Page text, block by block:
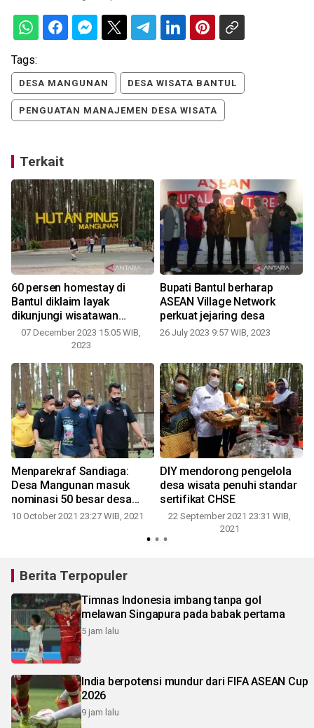
Tags:
DESA MANGUNAN DESA WISATA BANTUL
PENGUATAN MANAJEMEN DESA WISATA
Terkait
60 persen homestay di
Bantul diklaim layak
dikunjungi wisatawan
internasional
07 December 2023 15:05 WIB,
2023
Bupati Bantul berharap
ASEAN Village Network
perkuat jejaring desa
26 July 2023 9:57 WIB, 2023
Menparekraf Sandiaga:
Desa Mangunan masuk
nominasi 50 besar desa
wisata terbaik
10 October 2021 23:27 WIB, 2021
DIY mendorong pengelola
desa wisata penuhi standar
sertifikat CHSE
22 September 2021 23:31 WIB,
2021
Berita Terpopuler
Timnas Indonesia imbang tanpa gol
melawan Singapura pada babak pertama
5 jam lalu
India berpotensi mundur dari FIFA ASEAN Cup
2026
9 jam lalu